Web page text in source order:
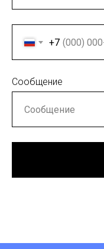
+7
Сообщение